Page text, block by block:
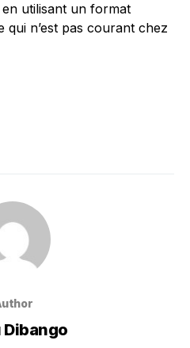
en utilisant un format
qui n’est pas courant chez
Dibango